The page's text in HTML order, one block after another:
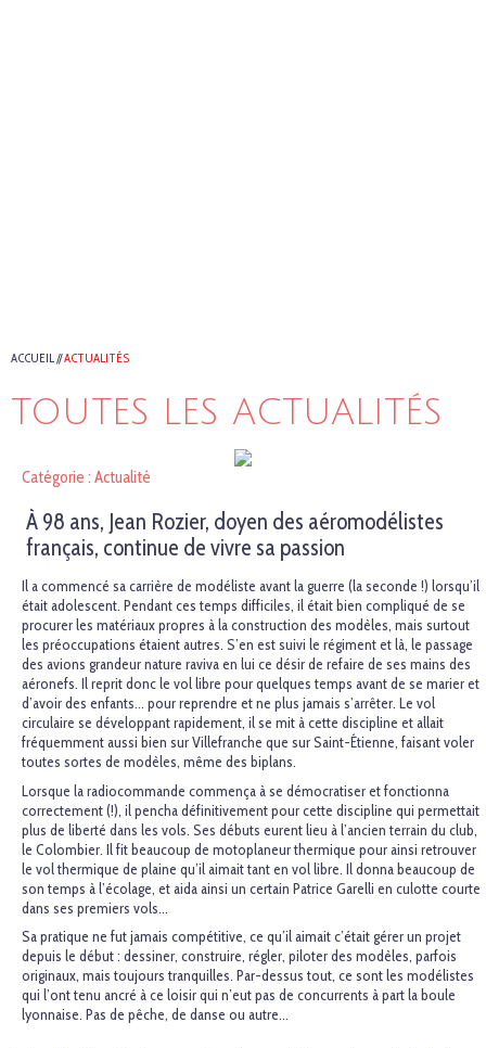
ACCUEIL//ACTUALITÉS
TOUTES LES ACTUALITÉS
Catégorie : Actualité
À 98 ans, Jean Rozier, doyen des aéromodélistes
français, continue de vivre sa passion
Il a commencé sa carrière de modéliste avant la guerre (la seconde !) lorsqu’il
était adolescent. Pendant ces temps difficiles, il était bien compliqué de se
procurer les matériaux propres à la construction des modèles, mais surtout
les préoccupations étaient autres. S’en est suivi le régiment et là, le passage
des avions grandeur nature raviva en lui ce désir de refaire de ses mains des
aéronefs. Il reprit donc le vol libre pour quelques temps avant de se marier et
d’avoir des enfants… pour reprendre et ne plus jamais s’arrêter. Le vol
circulaire se développant rapidement, il se mit à cette discipline et allait
fréquemment aussi bien sur Villefranche que sur Saint-Étienne, faisant voler
toutes sortes de modèles, même des biplans.
Lorsque la radiocommande commença à se démocratiser et fonctionna
correctement (!), il pencha définitivement pour cette discipline qui permettait
plus de liberté dans les vols. Ses débuts eurent lieu à l’ancien terrain du club,
le Colombier. Il fit beaucoup de motoplaneur thermique pour ainsi retrouver
le vol thermique de plaine qu’il aimait tant en vol libre. Il donna beaucoup de
son temps à l’écolage, et aida ainsi un certain Patrice Garelli en culotte courte
dans ses premiers vols…
Sa pratique ne fut jamais compétitive, ce qu’il aimait c’était gérer un projet
depuis le début : dessiner, construire, régler, piloter des modèles, parfois
originaux, mais toujours tranquilles. Par-dessus tout, ce sont les modélistes
qui l’ont tenu ancré à ce loisir qui n’eut pas de concurrents à part la boule
lyonnaise. Pas de pêche, de danse ou autre…